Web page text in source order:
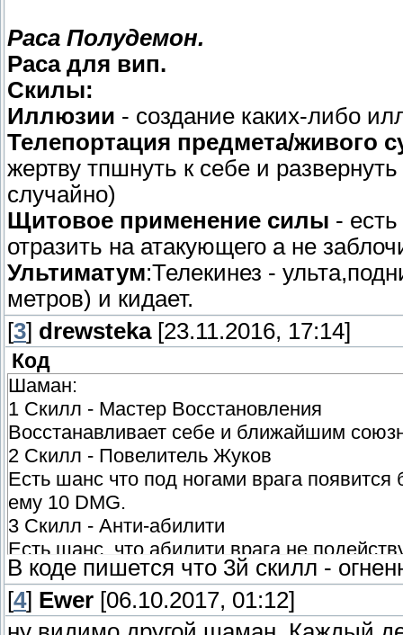
Раса Полудемон.
Раса для вип.
Скилы:
Иллюзии - создание каких-либо
Телепортация предмета/живого
жертву тпшнуть к себе и
случайно)
Щитовое применение силы -
отразить на атакующего а не
Ультиматум:Телекинез -
метров) и кидает.
[3] drewsteka[23.11.2016, 17:14]
Код
Шаман:
1 Скилл - Мастер Восстановления
Восстанавливает себе и ближайшим
2 Скилл - Повелитель Жуков
Есть шанс что под ногами врага
ему 10 DMG.
3 Скилл - Анти-абилити
Есть шанс, что абилити врага не
4 Ульт - Сон
У противника темнеет экран на 2
отстреливаться, но только в тёмную.
В коде пишется что 3й скилл -
[4] Ewer [06.10.2017, 01:12]